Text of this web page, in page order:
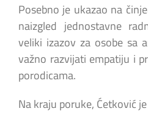
Posebno je ukazao na
naizgled jednostavne
veliki izazov za osobe sa
važno razvijati empatiju i
porodicama.
Na kraju poruke, Ćetković